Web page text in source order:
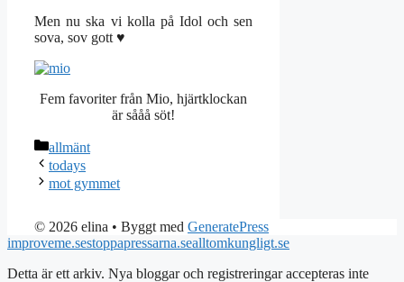
Men nu ska vi kolla på Idol och sen
sova, sov gott ♥
Fem favoriter från Mio, hjärtklockan
är sååå söt!
Kategorier
allmänt
todays
mot gymmet
© 2026 elina • Byggt med GeneratePress
improveme.sestoppapressarna.sealltomkungligt.se
Detta är ett arkiv. Nya bloggar och registreringar accepteras inte